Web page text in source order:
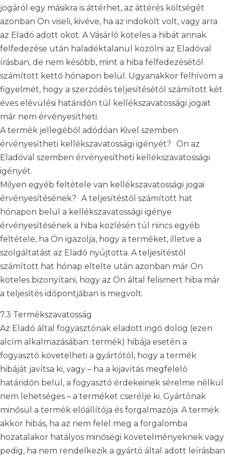
jogáról egy másikra is áttérhet, az áttérés költségét
azonban Ön viseli, kivéve, ha az indokolt volt, vagy arra
az Eladó adott okot. A Vásárló köteles a hibát annak
felfedezése után haladéktalanul közölni az Eladóval
írásban, de nem később, mint a hiba felfedezésétől
számított kettő hónapon belül. Ugyanakkor felhívom a
figyelmét, hogy a szerződés teljesítésétől számított két
éves elévülési határidőn túl kellékszavatossági jogait
már nem érvényesítheti.
A termék jellegéből adódóan Kivel szemben
érvényesítheti kellékszavatossági igényét? Ön az
Eladóval szemben érvényesítheti kellékszavatossági
igényét.
Milyen egyéb feltétele van kellékszavatossági jogai
érvényesítésének? A teljesítéstől számított hat
hónapon belül a kellékszavatossági igénye
érvényesítésének a hiba közlésén túl nincs egyéb
feltétele, ha Ön igazolja, hogy a terméket, illetve a
szolgáltatást az Eladó nyújtotta. A teljesítéstől
számított hat hónap eltelte után azonban már Ön
köteles bizonyítani, hogy az Ön által felismert hiba már
a teljesítés időpontjában is megvolt.
7.3 Termékszavatosság
Az Eladó által fogyasztónak eladott ingó dolog (ezen
alcím alkalmazásában: termék) hibája esetén a
fogyasztó követelheti a gyártótól, hogy a termék
hibáját javítsa ki, vagy – ha a kijavítás megfelelő
határidőn belül, a fogyasztó érdekeinek sérelme nélkül
nem lehetséges – a terméket cserélje ki. Gyártónak
minősül a termék előállítója és forgalmazója. A termék
akkor hibás, ha az nem felel meg a forgalomba
hozatalakor hatályos minőségi követelményeknek vagy
pedig, ha nem rendelkezik a gyártó által adott leírásban